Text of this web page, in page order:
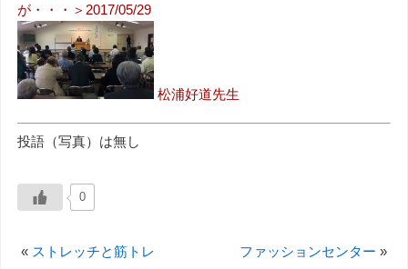
が・・・＞2017/05/29
松浦好道先生
投語（写真）は無し
0
« ストレッチと筋トレ ファッションセンター »